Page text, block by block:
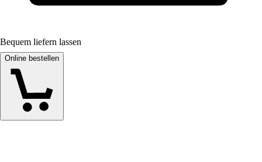
Bequem liefern lassen
Online bestellen